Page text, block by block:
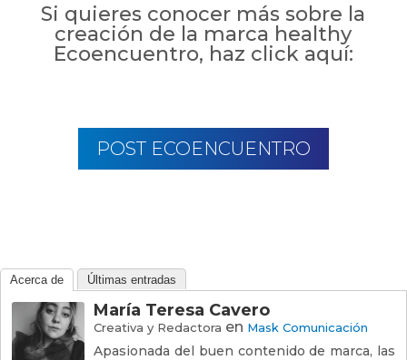
Si quieres conocer más sobre la
creación de la marca healthy
Ecoencuentro, haz clickaquí:
POST ECOENCUENTRO
Acerca de Últimas entradas
María Teresa Cavero
Creativa y Redactora en Mask Comunicación
Apasionada del buen contenido de marca, las